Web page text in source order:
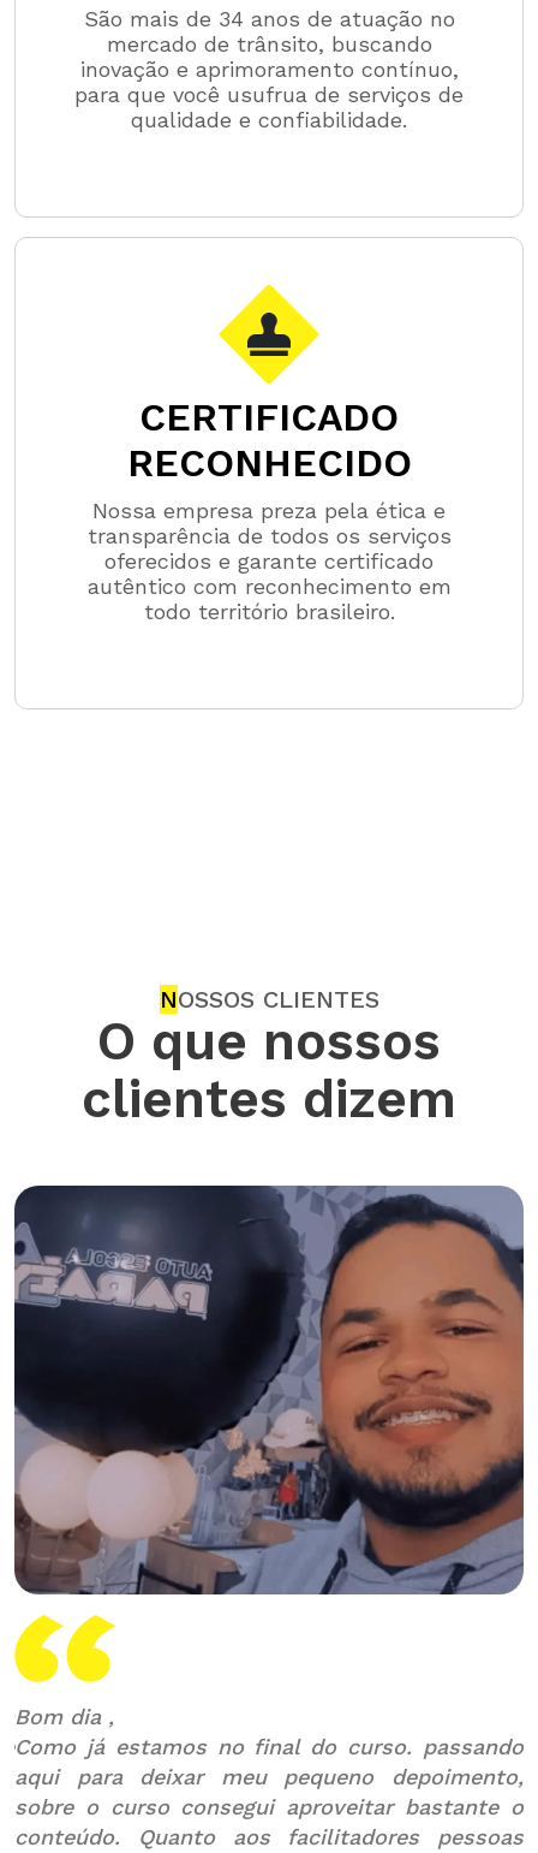
São mais de 34 anos de atuação no
mercado de trânsito, buscando
inovação e aprimoramento contínuo,
para que você usufrua de serviços de
qualidade e confiabilidade.
CERTIFICADO
RECONHECIDO
Nossa empresa preza pela ética e
transparência de todos os serviços
oferecidos e garante certificado
autêntico com reconhecimento em
todo território brasileiro.
NOSSOS CLIENTES
O que nossos
clientes dizem
Bom dia ,
Como já estamos no final do curso. passando
aqui para deixar meu pequeno depoimento,
sobre o curso consegui aproveitar bastante o
conteúdo. Quanto aos facilitadores pessoas